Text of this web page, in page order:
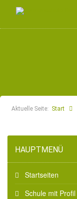
Aktuelle Seite: Start
HAUPTMENÜ
Startseiten
Schule mit Profil